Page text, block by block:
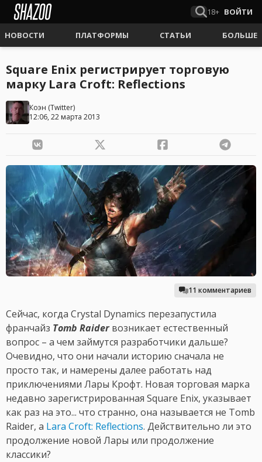
18+ ВОЙТИ
НОВОСТИ ПЛАТФОРМЫ СТАТЬИ БОЛЬШЕ
Square Enix регистрирует торговую
марку Lara Croft: Reflections
Коэн (Twitter)
12:06, 22 марта 2013
11 комментариев
Сейчас, когда Crystal Dynamics перезапустила
франчайз Tomb Raiderвозникает естественный
вопрос – а чем займутся разработчики дальше?
Очевидно, что они начали историю сначала не
просто так, и намерены далее работать над
приключениями Лары Крофт. Новая торговая марка
недавно зарегистрированная Square Enix, указывает
как раз на это... что странно, она называется не Tomb
Raider, а Lara Croft: Reflections. Действительно ли это
продолжение новой Лары или продолжение
классики?